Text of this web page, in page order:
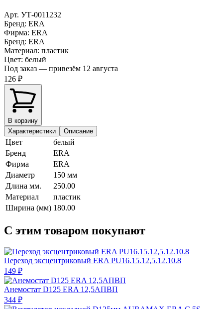
Арт. УТ-0011232
Бренд: ERA
Фирма: ERA
Бренд: ERA
Материал: пластик
Цвет: белый
Под заказ — привезём 12 августа
126 ₽
В корзину
Характеристики
Описание
Цвет
белый
Бренд
ERA
Фирма
ERA
Диаметр
150 мм
Длина мм.
250.00
Материал
пластик
Ширина (мм) 180.00
С этим товаром покупают
Переход эксцентриковый ERA PU16.15.12,5.12.10.8
149 ₽
Анемостат D125 ERA 12,5АПВП
344 ₽